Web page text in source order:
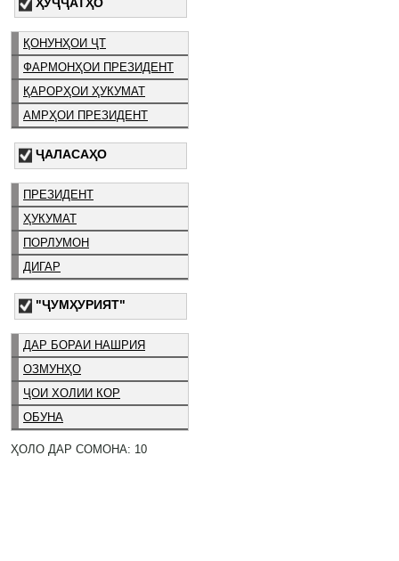
ҚОНУНҲОИ ҶТ
ФАРМОНҲОИ ПРЕЗИДЕНТ
ҚАРОРҲОИ ҲУКУМАТ
АМРҲОИ ПРЕЗИДЕНТ
ҶАЛАСАҲО
ПРЕЗИДЕНТ
ҲУКУМАТ
ПОРЛУМОН
ДИГАР
"ҶУМҲУРИЯТ"
ДАР БОРАИ НАШРИЯ
ОЗМУНҲО
ҶОИ ХОЛИИ КОР
ОБУНА
ҲОЛО ДАР СОМОНА: 10